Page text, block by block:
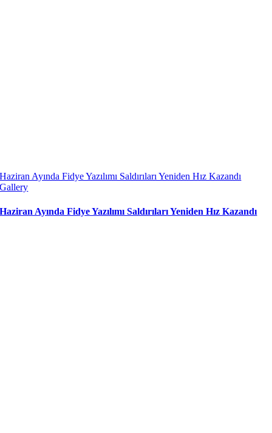
Haziran Ayında Fidye Yazılımı Saldırıları Yeniden Hız Kazandı
Gallery
Haziran Ayında Fidye Yazılımı Saldırıları Yeniden Hız Kazandı